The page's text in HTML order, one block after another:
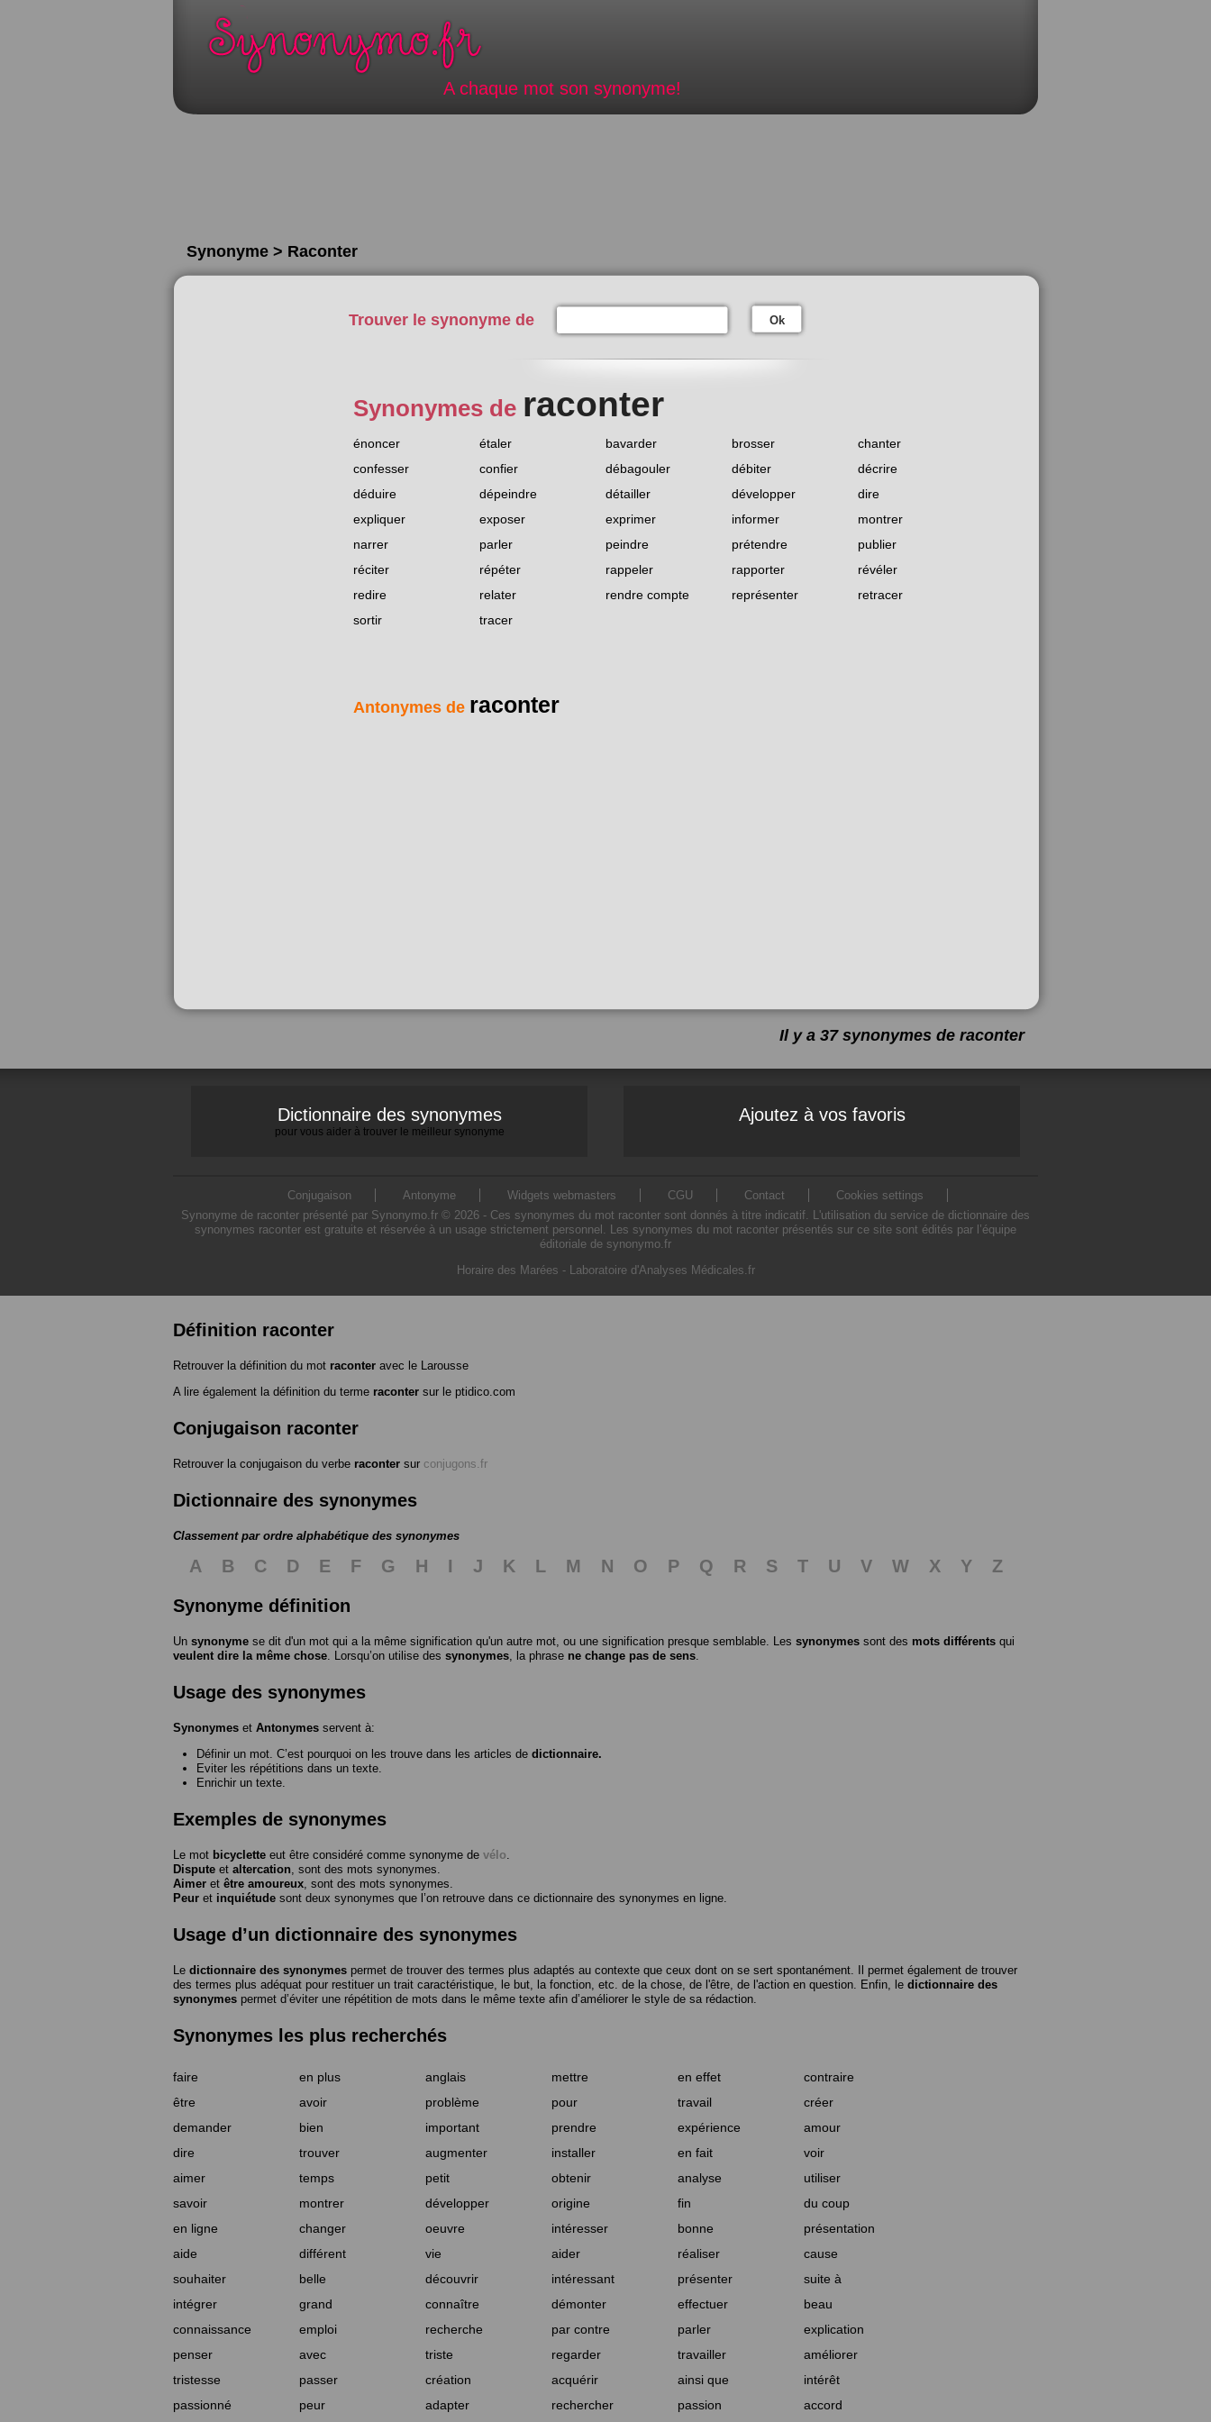
A chaque mot son synonyme!
Synonyme > Raconter
Trouver le synonyme de Ok
Synonymes de raconter
énoncer étaler bavarder brosser
chanter
confesser
confier débagouler débiter
décrire
déduire
dépeindre détailler développer
dire
expliquer
exposer exprimer informer
montrer
narrer
parler peindre prétendre
publier
réciter
répéter rappeler rapporter
révéler
redire
relater rendre compte représenter
retracer
sortir
tracer
Antonymes de raconter
Il y a 37 synonymes de raconter
Dictionnaire des synonymes
pour vous aider à trouver le meilleur synonyme
Ajoutez à vos favoris
Conjugaison Antonyme Widgets webmasters CGU Contact
Cookies settings
Synonyme de raconter présenté par Synonymo.fr © 2026 - Ces synonymes du mot raconter sont donnés à titre indicatif. L'utilisation du service de dictionnaire des
synonymes raconter est gratuite et réservée à un usage strictement personnel. Les synonymes du mot raconter présentés sur ce site sont édités par l’équipe
éditoriale de synonymo.fr
Horaire des Marées - Laboratoire d'Analyses Médicales.fr
Définition raconter
Retrouver la définition du mot raconter avec le Larousse
A lire également la définition du terme raconter sur le ptidico.com
Conjugaison raconter
Retrouver la conjugaison du verbe raconter sur conjugons.fr
Dictionnaire des synonymes
Classement par ordre alphabétique des synonymes
A B C D E F G H I J K L M N O P Q R S T U V W X Y
Z
Synonyme définition
Un synonyme se dit d'un mot qui a la même signification qu'un autre mot, ou une signification presque semblable. Les synonymes sont des mots différents qui
veulent dire la même chose. Lorsqu’on utilise des synonymes, la phrase ne change pas de sens.
Usage des synonymes
Synonymes et Antonymes servent à:
Définir un mot. C’est pourquoi on les trouve dans les articles de dictionnaire.
Eviter les répétitions dans un texte.
Enrichir un texte.
Exemples de synonymes
Le mot bicyclette eut être considéré comme synonyme de vélo.
Dispute et altercation, sont des mots synonymes.
Aimer et être amoureux, sont des mots synonymes.
Peur et inquiétude sont deux synonymes que l’on retrouve dans ce dictionnaire des synonymes en ligne.
Usage d’un dictionnaire des synonymes
Le dictionnaire des synonymes permet de trouver des termes plus adaptés au contexte que ceux dont on se sert spontanément. Il permet également de trouver
des termes plus adéquat pour restituer un trait caractéristique, le but, la fonction, etc. de la chose, de l'être, de l'action en question. Enfin, le dictionnaire des
synonymes permet d’éviter une répétition de mots dans le même texte afin d’améliorer le style de sa rédaction.
Synonymes les plus recherchés
faire en plus anglais mettre en effet
contraire
être
avoir problème pour travail
créer
demander
bien important prendre expérience
amour
dire
trouver augmenter installer en fait
voir
aimer
temps petit obtenir analyse
utiliser
savoir
montrer développer origine fin
du coup
en ligne
changer oeuvre intéresser bonne
présentation
aide
différent vie aider réaliser
cause
souhaiter
belle découvrir intéressant présenter
suite à
intégrer
grand connaître démonter effectuer
beau
connaissance
emploi recherche par contre parler
explication
penser
avec triste regarder travailler
améliorer
tristesse
passer création acquérir ainsi que
intérêt
passionné
peur adapter rechercher passion accord